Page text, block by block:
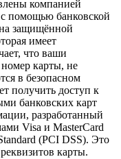
компанией
помощью банковской
защищённой
имеет
что ваши
карты, не
в безопасном
получить доступ к
банковских карт
разработанный
Visa и MasterCard
(PCI DSS). Это
карты.